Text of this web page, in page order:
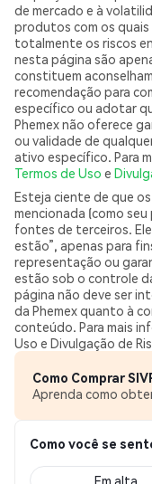
de mercado e à
produtos com os
totalmente os riscos
nesta página são
constituem
recomendação para
específico ou adotar
Phemex não oferece
ou validade de
ativo específico. Para
Termos de Uso e
Esteja ciente de que
mencionada (como
fontes de terceiros.
estão”, apenas para
representação ou
estão sob o controle
página não deve ser
da Phemex quanto à
conteúdo. Para mais
Uso e Divulgação de
Como Comprar
Aprenda como
Como você se
Em alta